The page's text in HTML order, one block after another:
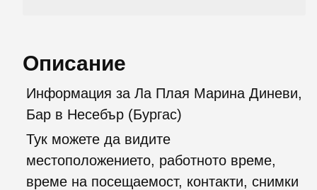
Описание
Информация за Ла Плая Марина Диневи,
Бар в Несебър (Бургас)
Тук можете да видите
местоположението, работното време,
време на посещаемост, контакти, снимки